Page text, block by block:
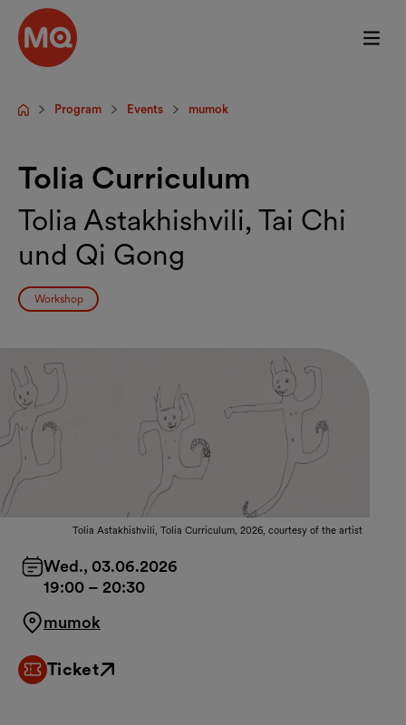
Skip to main content
StartpageProgram Events mumok
Tolia Curriculum
Tolia Astakhishvili, Tai Chi
und Qi Gong
Workshop
Tolia Astakhishvili, Tolia Curriculum, 2026, courtesy of the artist
Wed., 03.06.2026
19:00 – 20:30
mumok
Ticket
External link